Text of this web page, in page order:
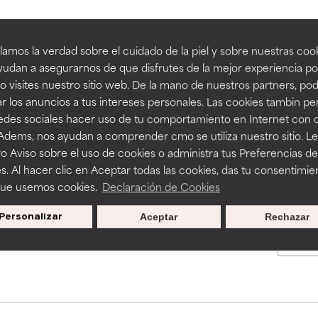
la verdad sobre el cuidado de la piel y sobre nuestras
a asegurarnos de que disfrutes de la mejor experiencia
visites nuestro sitio web. De la mano de nuestros partners,
los anuncios a tus intereses personales. Las cookies tambin
sociales hacer uso de tu comportamiento en Internet con
nos ayudan a comprender cmo se utiliza nuestro sitio.
Aviso sobre el uso de cookies o administra tus Preferencias de
Al hacer clic en Aceptar todas las cookies, das tu
usemos cookies. Declaración de Cookies
Personalizar Rechazar
Aceptar
BACK TO SEARCH
to assess ingredients in this dictionary. Regulations
tan beneficiosos como los de la categoría excelente, suelen ser
la estabilidad o la absorción de una fórmula.
ciertas limitaciones en cuanto a su apariencia, estabilidad o
básicos o que no cuentan con suficiente respaldo científico.
algunos beneficios se recomienda evitarlo por su
provocar efectos adversos como irritación, inflamación o
tan beneficiosos como los de la categoría excelente, suelen ser
la estabilidad o la absorción de una fórmula.
ciertas limitaciones en cuanto a su apariencia, estabilidad o
básicos o que no cuentan con suficiente respaldo científico.
algunos beneficios se recomienda evitarlo por su
provocar efectos adversos como irritación, inflamación o
Promociones exclusivas al